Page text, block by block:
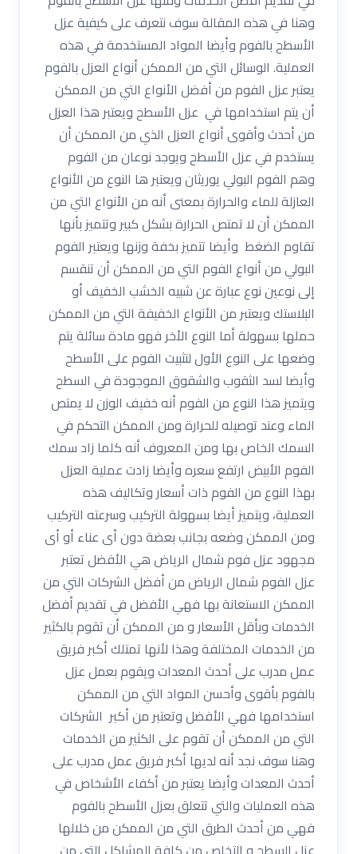
وهنا في هذه المقالة سوف نتعرف على كيفية عزل
الأسطح بالفوم وأيضا المواد المستخدمة في هذه
العملية. الوسائل التي من الممكن أنواع العزل بالفوم
يعتبر عزل الفوم من أفضل الأنواع التي من الممكن
أن يتم استخدامها في عزل الأسطح ويعتبر هذا العزل
من أحدث وأقوى أنواع العزل الذي من الممكن أن
يستخدم في عزل الأسطح ويوجد نوعان من الفوم
وهم الفوم البولي يوريثان ويعتبر ها النوع من الأنواع
العازلة للماء والحرارة بمعنى أنه من الأنواع التي من
الممكن أن لا تمتص الحرارة بشكل كبير وتتميز بأنها
تقاوم الضغط وأيضا تتميز بخفة وزنها ويعتبر الفوم
البولي من أنواع الفوم التي من الممكن أن تنقسم
إلى نوعين نوع عبارة عن شبيه الخشب الخفيف أو
البلاستك ويعتبر من الأنواع الخفيفة التي من الممكن
حملها بسهولة أما النوع الأخر فهو مادة سائلة يتم
وضعها على النوع الأول لتثبيت الفوم على الأسطح
وأيضا لسد الثقوب والشقوق الموجودة في السطح
ويتميز هذا النوع من الفوم أنه خفيف الوزن لا يمتص
الماء وعند توصيله للحرارة ومن الممكن التحكم في
السمك الخاص بها ومن المعروف أنه كلما زاد سمك
الفوم الأبيض ارتفع سعره وأيضا زادت عملية العزل
بهذا النوع من الفوم ذات أسعار وتكاليف هذه
العملية، ويتميز أيضا بسهولة التركيب وسرعته التركيب
ومن الممكن وضعه بجانب بعضة دون أى عناء أو أى
مجهود عزل فوم شمال الرياض هي الأفضل تعتبر
عزل الفوم شمال الرياض من أفضل الشركات التي من
الممكن الاستعانة بها فهي الأفضل في تقديم أفضل
الخدمات وبأقل الأسعار و من الممكن أن تقوم بالكثير
من الخدمات المختلفة وهذا لأنها تمتلك أكبر فريق
عمل مدرب على أحدث المعدات ويقوم بعمل عزل
بالفوم بأقوى وأحسن المواد التي من الممكن
استخدامها فهي الأفضل وتعتبر من أكبر الشركات
التي من الممكن أن تقوم على الكثير من الخدمات
وهنا سوف نجد أنه لديها أكبر فريق عمل مدرب على
أحدث المعدات وأيضا يعتبر من أكفاء الأشخاص في
هذه العمليات والتي تتعلق بعزل الأسطح بالفوم
فهي من أحدث الطرق التي من الممكن من خلالها